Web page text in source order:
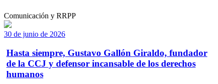
Comunicación y RRPP
30 de junio de 2026
Hasta siempre, Gustavo Gallón Giraldo, fundador
de la CCJ y defensor incansable de los derechos
humanos